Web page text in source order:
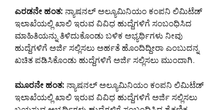
ಎರಡನೇ ಹಂತ: ನ್ಯಾಷನಲ್ ಅಲ್ಯೂಮಿನಿಯಂ ಕಂಪನಿ ಲಿಮಿಟೆಡ್
ಇಲಾಖೆಯಲ್ಲಿ ಖಾಲಿ ಇರುವ ವಿವಿಧ ಹುದ್ದೆಗಳಿಗೆ ಸಂಬಂಧಿಸಿದ
ಮಾಹಿತಿಯನ್ನು ತಿಳಿದುಕೊಂಡು ಬಳಿಕ ಅಭ್ಯರ್ಥಿಗಳು ನೀವು
ಹುದ್ದೆಗಳಿಗೆ ಅರ್ಜಿ ಸಲ್ಲಿಸಲು ಅರ್ಹತೆ ಹೊಂದಿದ್ದೀರಾ ಎಂಬುದನ್ನ
ಖಚಿತ ಪಡಿಸಿಕೊಂಡು ಹುದ್ದೆಗಳಿಗೆ ಅರ್ಜಿ ಸಲ್ಲಿಸಲು ಮುಂದಾಗಿ.
ಮೂರನೇ ಹಂತ: ನ್ಯಾಷನಲ್ ಅಲ್ಯೂಮಿನಿಯಂ ಕಂಪನಿ ಲಿಮಿಟೆಡ್
ಇಲಾಖೆಯಲ್ಲಿ ಖಾಲಿ ಇರುವ ವಿವಿಧ ಹುದ್ದೆಗಳಿಗೆ ಅರ್ಜಿ ಸಲ್ಲಿಸಲು